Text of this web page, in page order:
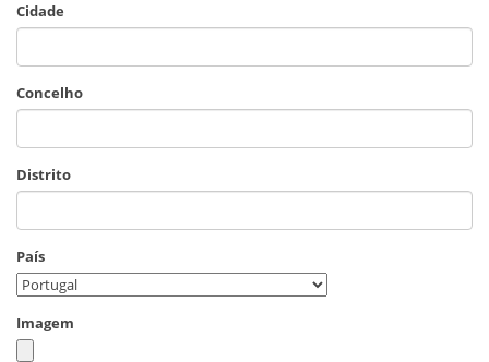
Cidade
Concelho
Distrito
País
Imagem